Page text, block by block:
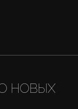
НОВЫХ